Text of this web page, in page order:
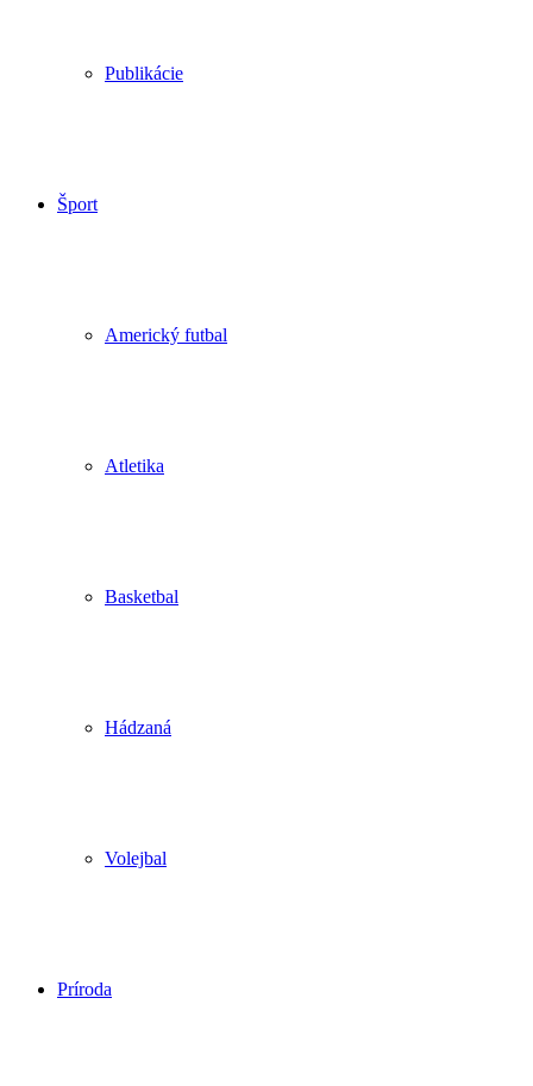
Publikácie
Šport
Americký futbal
Atletika
Basketbal
Hádzaná
Volejbal
Príroda